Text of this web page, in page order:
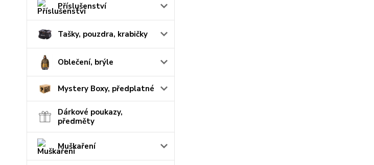
Příslušenství
Tašky, pouzdra, krabičky
Oblečení, brýle
Mystery Boxy, předplatné
Dárkové poukazy,
předměty
Muškaření